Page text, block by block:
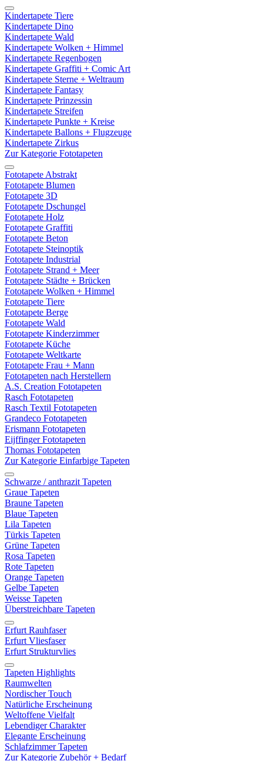
Kindertapete Tiere
Kindertapete Dino
Kindertapete Wald
Kindertapete Wolken + Himmel
Kindertapete Regenbogen
Kindertapete Graffiti + Comic Art
Kindertapete Sterne + Weltraum
Kindertapete Fantasy
Kindertapete Prinzessin
Kindertapete Streifen
Kindertapete Punkte + Kreise
Kindertapete Ballons + Flugzeuge
Kindertapete Zirkus
Zur Kategorie Fototapeten
Fototapete Abstrakt
Fototapete Blumen
Fototapete 3D
Fototapete Dschungel
Fototapete Holz
Fototapete Graffiti
Fototapete Beton
Fototapete Steinoptik
Fototapete Industrial
Fototapete Strand + Meer
Fototapete Städte + Brücken
Fototapete Wolken + Himmel
Fototapete Tiere
Fototapete Berge
Fototapete Wald
Fototapete Kinderzimmer
Fototapete Küche
Fototapete Weltkarte
Fototapete Frau + Mann
Fototapeten nach Herstellern
A.S. Creation Fototapeten
Rasch Fototapeten
Rasch Textil Fototapeten
Grandeco Fototapeten
Erismann Fototapeten
Eijffinger Fototapeten
Thomas Fototapeten
Zur Kategorie Einfarbige Tapeten
Schwarze / anthrazit Tapeten
Graue Tapeten
Braune Tapeten
Blaue Tapeten
Lila Tapeten
Türkis Tapeten
Grüne Tapeten
Rosa Tapeten
Rote Tapeten
Orange Tapeten
Gelbe Tapeten
Weisse Tapeten
Überstreichbare Tapeten
Erfurt Rauhfaser
Erfurt Vliesfaser
Erfurt Strukturvlies
Tapeten Highlights
Raumwelten
Nordischer Touch
Natürliche Erscheinung
Weltoffene Vielfalt
Lebendiger Charakter
Elegante Erscheinung
Schlafzimmer Tapeten
Zur Kategorie Zubehör + Bedarf